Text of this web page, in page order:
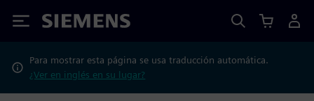
Siemens
Para mostrar esta página se usa traducción automática.
¿Ver en inglés en su lugar?